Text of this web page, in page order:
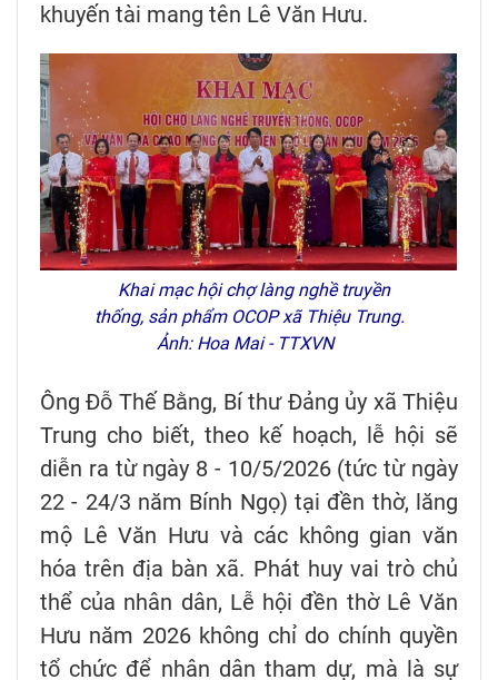
khuyến tài mang tên Lê Văn Hưu.
Khai mạc hội chợ làng nghề truyền
thống, sản phẩm OCOP xã Thiệu Trung.
Ảnh: Hoa Mai - TTXVN
Ông Đỗ Thế Bằng, Bí thư Đảng ủy xã Thiệu
Trung cho biết, theo kế hoạch, lễ hội sẽ
diễn ra từ ngày 8 - 10/5/2026 (tức từ ngày
22 - 24/3 năm Bính Ngọ) tại đền thờ, lăng
mộ Lê Văn Hưu và các không gian văn
hóa trên địa bàn xã. Phát huy vai trò chủ
thể của nhân dân, Lễ hội đền thờ Lê Văn
Hưu năm 2026 không chỉ do chính quyền
tổ chức để nhân dân tham dự, mà là sự